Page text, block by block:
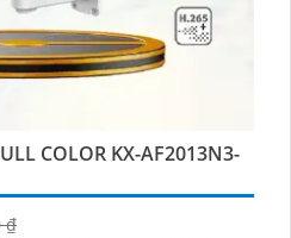
COLOR KX-AF2013N3-
₫